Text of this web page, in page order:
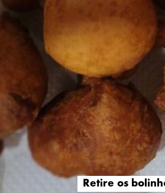
Retire os
Retire os